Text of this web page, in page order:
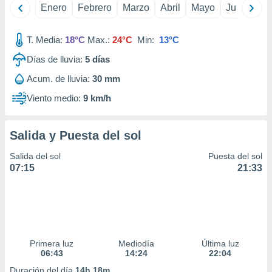
crear un
de la
del
de
Enero Febrero Marzo Abril Mayo Junio
T. Media: 18°C Max.: 24°C Min: 13°C
Días de lluvia: 5 días
Acum. de lluvia: 30 mm
Viento medio: 9 km/h
Salida y Puesta del sol
Salida del sol
07:15
Puesta del sol
21:33
Primera luz
06:43
Mediodía
14:24
Última luz
22:04